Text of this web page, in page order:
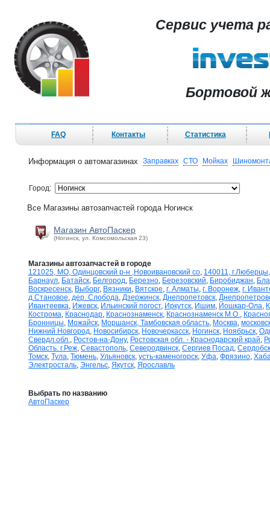
Сервис учета
Бортовой
FAQ Контакты Статистика
Информация о автомагазинах Заправках СТО Мойках
Город:
Все Магазины автозапчастей города Ногинск
Магазин АвтоПаскер
(Ногинск, ул. Комсомольская 23)
Магазины автозапчастей в городе
121025, МО, Одинцовский р-н ,Новоивановский со, 140011, г.Люберцы,
Барнаул, Батайск, Белгород, Березно, Березовский, Биробиджан,
Воскресенск, Выборг, Вязники, Вятское, г. Алматы, г. Воронеж, г.
д.Становое, дер. Слобода, Дзержинск, Днепропетовск,
Ивантеевка, Ижевск, Ильинский погост, Иркутск, Ишим, Йошкар-Ола,
Кострома, Краснодар, Краснознаменск, Краснознаменск М.О.,
Бронницы, Можайск, Моршанск, Тамбовская область, Москва,
Нижний Новгород, Новосибирск, Новочеркасск, Ногинск, Ноябрьск,
Свердл.обл., Ростов-на-Дону, Ростовская обл. - Краснодарский край,
Область. г.Реж, Севастополь, Северодвинск, Сергиев Посад, Сердобск
Томск, Тула, Тюмень, Ульяновск, усть-каменогорск, Уфа, Фрязино,
Электросталь, Энгельс, Якутск, Ярославль
Выбрать по названию
АвтоПаскер